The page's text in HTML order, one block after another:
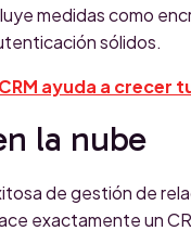
medidas como
sólidos.
ayuda a crecer
la nube
de gestión de
exactamente un